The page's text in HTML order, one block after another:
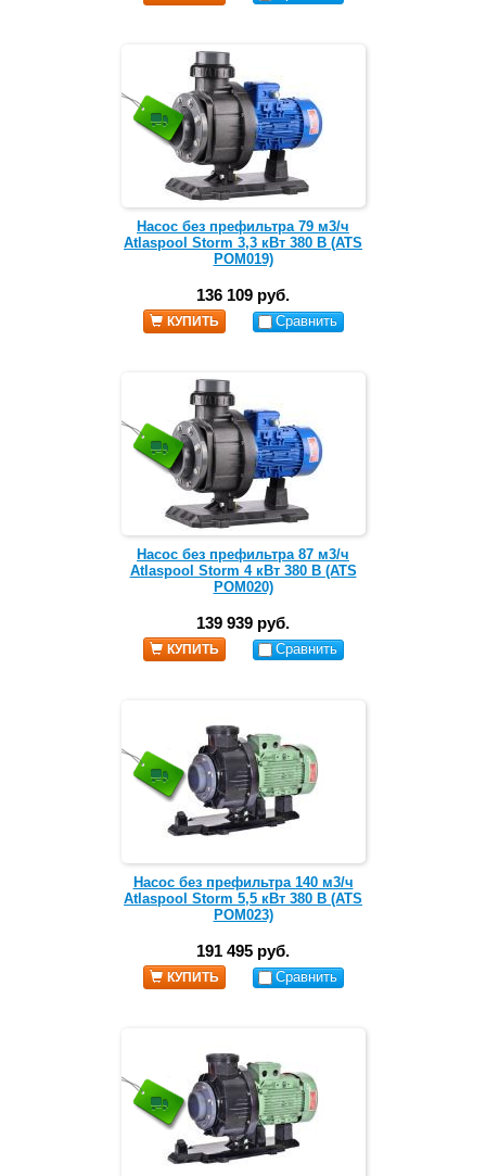
Насос без префильтра 79 м3/ч
Atlaspool Storm 3,3 кВт 380 В (ATS
POM019)
136 109 руб.
КУПИТЬ Сравнить
Насос без префильтра 87 м3/ч
Atlaspool Storm 4 кВт 380 В (ATS
POM020)
139 939 руб.
КУПИТЬ Сравнить
Насос без префильтра 140 м3/ч
Atlaspool Storm 5,5 кВт 380 В (ATS
POM023)
191 495 руб.
КУПИТЬ Сравнить